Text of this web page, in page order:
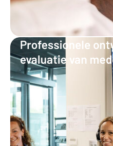
Professionele
evaluatie van